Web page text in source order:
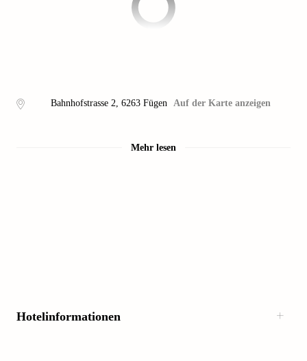
Bahnhofstrasse 2, 6263 Fügen Auf der Karte anzeigen
Mehr lesen
Hotelinformationen